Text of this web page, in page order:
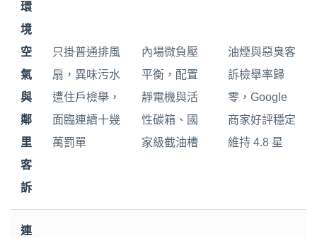
環
境
空
氣
與
鄰
里
客
訴
只掛普通排風
扇，異味污水
遭住戶檢舉，
面臨連續十幾
萬罰單
內場微負壓
平衡，配置
靜電機與活
性碳箱、國
家級截油槽
油煙與惡臭客
訴檢舉率歸
零，Google
商家好評穩定
維持 4.8 星
連